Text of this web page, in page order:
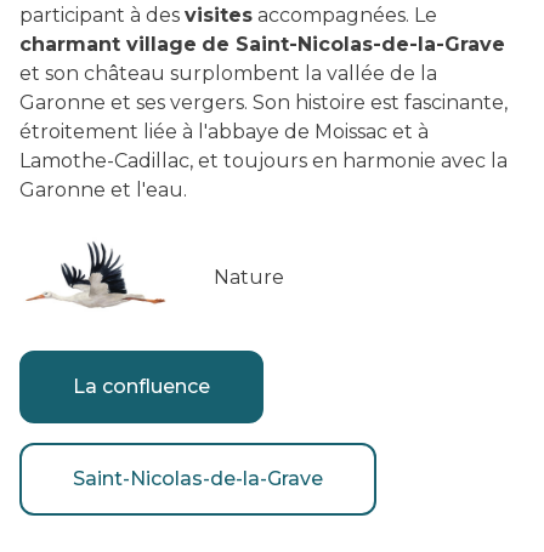
participant à des visites accompagnées. Le
charmant village de Saint-Nicolas-de-la-Grave
et son château surplombent la vallée de la
Garonne et ses vergers. Son histoire est fascinante,
étroitement liée à l'abbaye de Moissac et à
Lamothe-Cadillac, et toujours en harmonie avec la
Garonne et l'eau.
Nature
La confluence
Saint-Nicolas-de-la-Grave